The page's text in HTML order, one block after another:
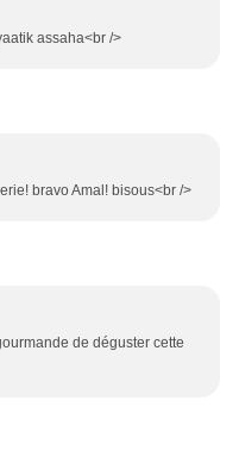
assaha<br />
bravo Amal! bisous<br />
de déguster cette